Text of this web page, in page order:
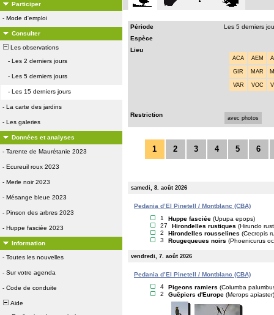
Participer
- Mode d'emploi
Consulter
Les observations
- Les 2 derniers jours
- Les 5 derniers jours
- Les 15 derniers jours
- La carte des jardins
- Les galeries
Données et analyses
- Tarente de Maurétanie 2023
- Ecureuil roux 2023
- Merle noir 2023
- Mésange bleue 2023
- Pinson des arbres 2023
- Huppe fasciée 2023
Information
- Toutes les nouvelles
- Sur votre agenda
- Code de conduite
Aide
Période
Les 5 derniers
Espèce
Lieu
ACA AEM
GIR MAR
VAR VOC
Restriction avec photos
1 2 3 4 5 6
samedi, 8. août 2026
Pedania d’El Pinetell / Montblanc (CBA)
1
Huppe fasciée (Upupa epops)
27
Hirondelles rustiques (Hirundo
2
Hirondelles rousselines (Cecropis
3
Rougequeues noirs (Phoenicurus
vendredi, 7. août 2026
Pedania d’El Pinetell / Montblanc (CBA)
4
Pigeons ramiers (Columba
2
Guêpiers d'Europe (Merops apiaster)